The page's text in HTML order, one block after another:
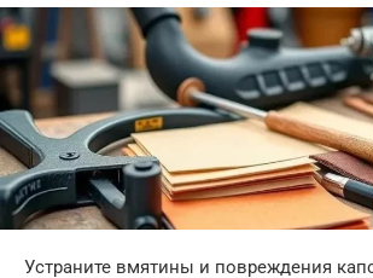
Устраните вмятины и повреждения